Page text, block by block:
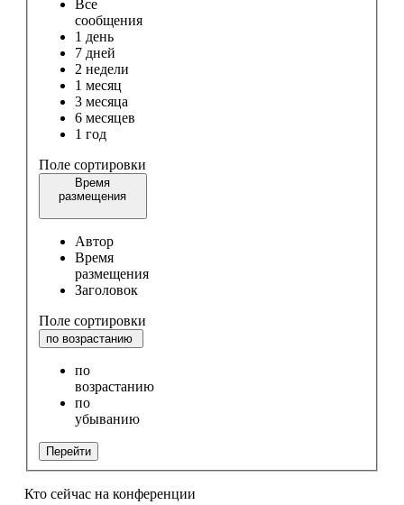
Все
сообщения
1 день
7 дней
2 недели
1 месяц
3 месяца
6 месяцев
1 год
Поле сортировки
Время
размещения
Автор
Время
размещения
Заголовок
Поле сортировки
по возрастанию
по
возрастанию
по
убыванию
Перейти
Кто сейчас на конференции